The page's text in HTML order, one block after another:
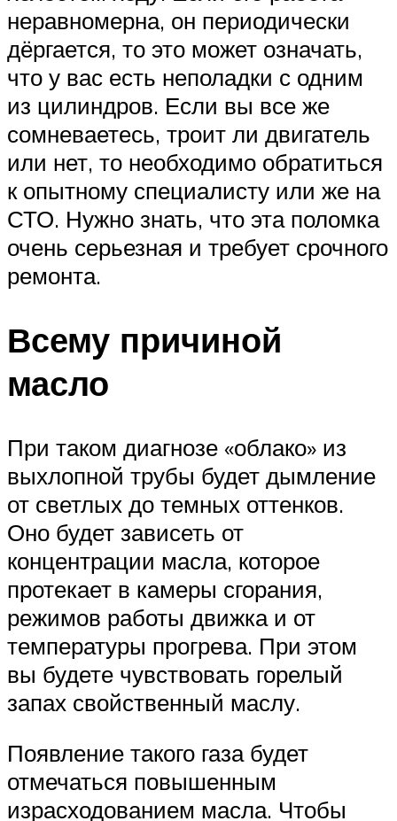
неравномерна, он периодически
дёргается, то это может означать,
что у вас есть неполадки с одним
из цилиндров. Если вы все же
сомневаетесь, троит ли двигатель
или нет, то необходимо обратиться
к опытному специалисту или же на
СТО. Нужно знать, что эта поломка
очень серьезная и требует срочного
ремонта.
Всему причиной
масло
При таком диагнозе «облако» из
выхлопной трубы будет дымление
от светлых до темных оттенков.
Оно будет зависеть от
концентрации масла, которое
протекает в камеры сгорания,
режимов работы движка и от
температуры прогрева. При этом
вы будете чувствовать горелый
запах свойственный маслу.
Появление такого газа будет
отмечаться повышенным
израсходованием масла. Чтобы